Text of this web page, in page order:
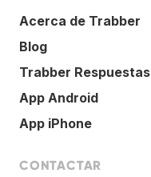
Acerca de Trabber
Blog
Trabber Respuestas
App Android
App iPhone
CONTACTAR